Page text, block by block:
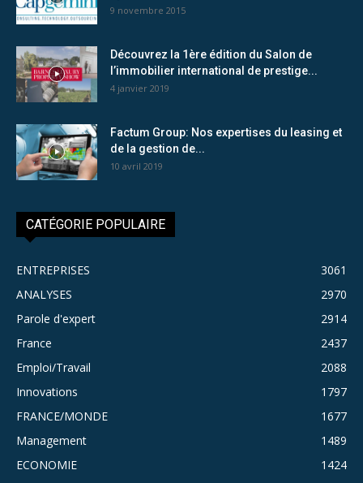
9 novembre 2015
Découvrez la 1ère édition du Salon de
l’immobilier international de prestige...
4 janvier 2019
Factum Group: Nos expertises du leasing et
de la gestion de...
10 avril 2019
CATÉGORIE POPULAIRE
ENTREPRISES
3061
ANALYSES
2970
Parole d'expert
2914
France
2437
Emploi/Travail
2088
Innovations
1797
FRANCE/MONDE
1677
Management
1489
ECONOMIE
1424